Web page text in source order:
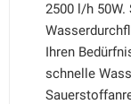
2500 l/h
Ihren
schnelle